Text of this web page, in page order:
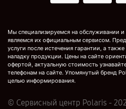
Мы специализируемся на обслуживании
являемся их официальным сервисом.
услуги после истечения гарантии, а
наладку продукции. Цены на сайте
офертой, актуальную стоимость
телефонам на сайте. Упомянутый бренд
целью информирования.
© Сервисный центр Polaris -